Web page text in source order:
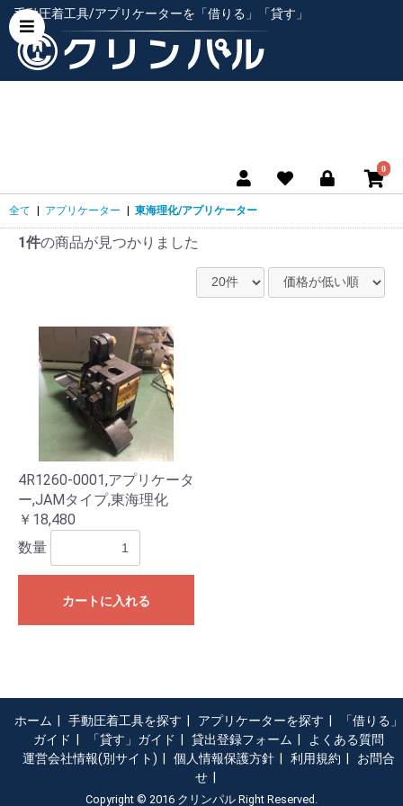
手動圧着工具/アプリケーターを「借りる」「貸す」
0
全て アプリケーター 東海理化/アプリケーター
1件の商品が見つかりました
4R1260-0001,アプリケータ
ー,JAMタイプ,東海理化
￥18,480
数量
カートに入れる
お買い物を続ける
ホーム 手動圧着工具を探す アプリケーターを探す
「借りる」
ガイド
「貸す」ガイド 貸出登録フォーム
よくある質問
運営会社情報(別サイト)
個人情報保護方針| 利用規約
お問合
せ
Copyright © 2016 クリンパル Right Reserved.